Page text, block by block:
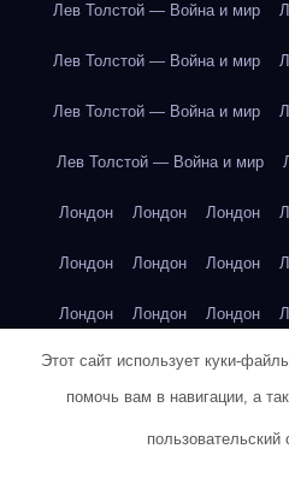
Лев Толстой — Война и мир
Лев Толстой — Война и мир
Лев Толстой — Война и мир
Лев Толстой — Война и мир
Лондон Лондон Лондон
Лондон Лондон Лондон
Лондон Лондон Лондон
Лондон Лондон Лондон
Этот сайт использует куки-
помочь вам в навигации, а
пользовательский